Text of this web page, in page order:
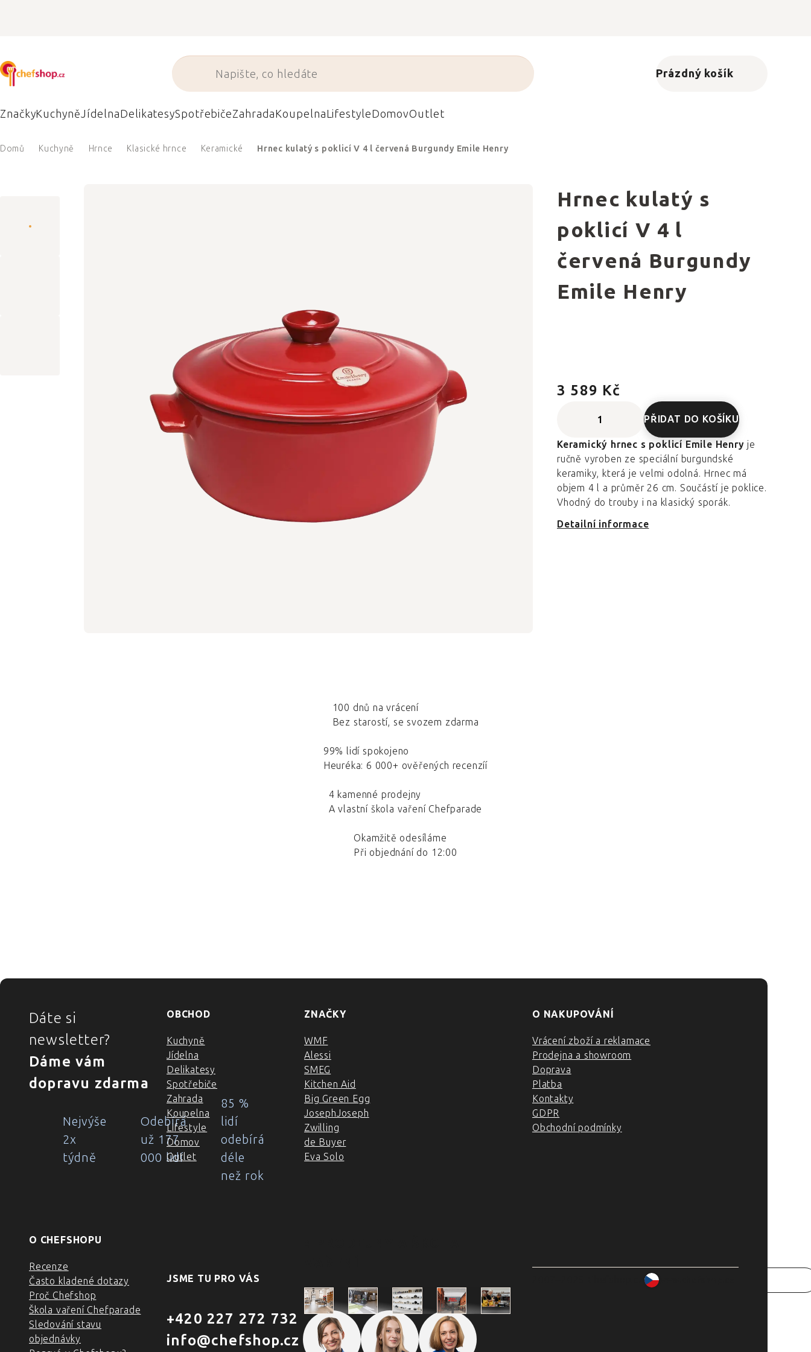
Nákupní košík
Prázdný košík
ZnačkyKuchyněJídelnaDelikatesySpotřebičeZahradaKoupelnaLifestyleDomovOutlet
Domů Kuchyně Hrnce Klasické hrnce Keramické Hrnec kulatý s poklicí V 4 l červená Burgundy Emile Henry
Hrnec kulatý s
poklicí V 4 l
červená Burgundy
Emile Henry
3 589 Kč
PŘIDAT DO KOŠÍKU
Keramický hrnec s poklicí Emile Henry je
ručně vyroben ze speciální burgundské
keramiky, která je velmi odolná. Hrnec má
objem 4 l a průměr 26 cm. Součástí je poklice.
Vhodný do trouby i na klasický sporák.
Detailní informace
100 dnů na vrácení
Bez starostí, se svozem zdarma
99% lidí spokojeno
Heuréka: 6 000+ ověřených recenzíí
4 kamenné prodejny
A vlastní škola vaření Chefparade
Okamžitě odesíláme
Při objednání do 12:00
ZÁPATÍ
Dáte si
newsletter?
Dáme vám
dopravu zdarma
Nejvýše
2x
týdně
Odebírá
už 177
000 lidí
85 %
lidí
odebírá
déle
než rok
OBCHOD
Kuchyně
Jídelna
Delikatesy
Spotřebiče
Zahrada
Koupelna
Lifestyle
Domov
Outlet
ZNAČKY
WMF
Alessi
SMEG
Kitchen Aid
Big Green Egg
JosephJoseph
Zwilling
de Buyer
Eva Solo
O NAKUPOVÁNÍ
Vrácení zboží a reklamace
Prodejna a showroom
Doprava
Platba
Kontakty
GDPR
Obchodní podmínky
O CHEFSHOPU
Recenze
Často kladené dotazy
Proč Chefshop
Škola vaření Chefparade
Sledování stavu
objednávky
JSME TU PRO VÁS
+420 227 272 732
info@chefshop.cz
Praha Praha
Outlet
Brno
www.chefshop.cz